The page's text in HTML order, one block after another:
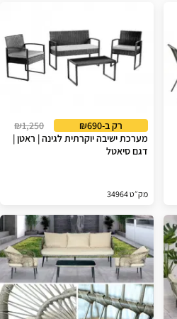
רק ב-₪690
₪1,250
מערכת ישיבה יוקרתית לגינה | ראטן |
דגם סיאטל
מק״ט 34964